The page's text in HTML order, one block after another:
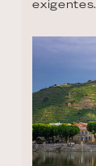
exigentes.